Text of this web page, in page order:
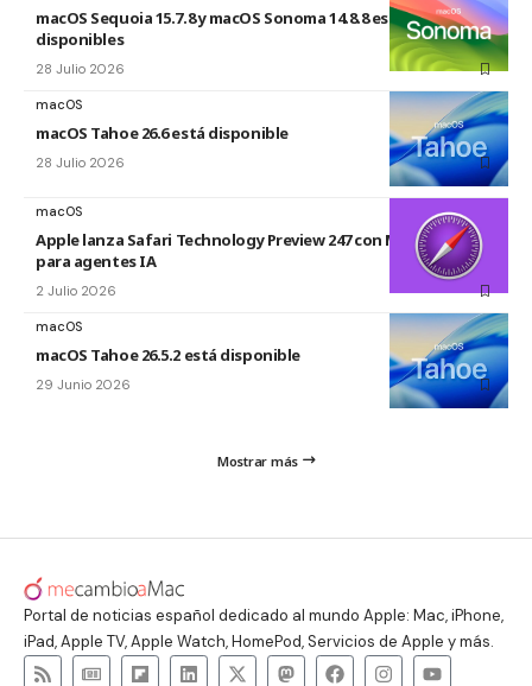
macOS Sequoia 15.7.8 y macOS Sonoma 14.8.8 están
disponibles
28 Julio 2026
macOS
macOS Tahoe 26.6 está disponible
28 Julio 2026
macOS
Apple lanza Safari Technology Preview 247 con MCP Server
para agentes IA
2 Julio 2026
macOS
macOS Tahoe 26.5.2 está disponible
29 Junio 2026
Mostrar más
Portal de noticias español dedicado al mundo Apple: Mac, iPhone,
iPad, Apple TV, Apple Watch, HomePod, Servicios de Apple y más.